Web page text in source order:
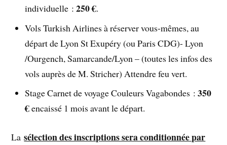
individuelle :250 €.
Vols Turkish Airlines à réserver vous-mêmes, au
départ de Lyon St Exupéry (ou Paris CDG)- Lyon
/Ourgench, Samarcande/Lyon – (toutes les infos des
vols auprès de M. Stricher) Attendre feu vert.
Stage Carnet de voyage Couleurs Vagabondes :350
€encaissé 1 mois avant le départ.
Lasélection des inscriptions sera conditionnée par